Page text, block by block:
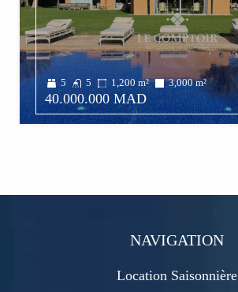
5 5 1,200 m² 3,000 m²
40.000.000 MAD
NAVIGATION
Location Saisonnière